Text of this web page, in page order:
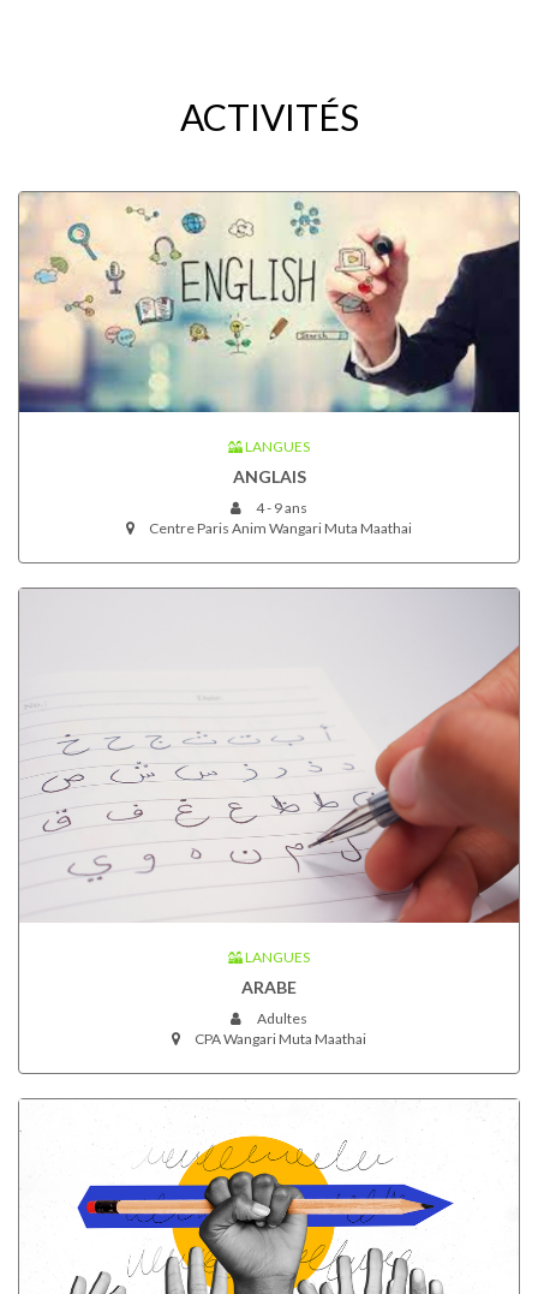
ACTIVITÉS
LANGUES
ANGLAIS
4 - 9 ans
Centre Paris Anim Wangari Muta Maathai
LANGUES
ARABE
Adultes
CPA Wangari Muta Maathai